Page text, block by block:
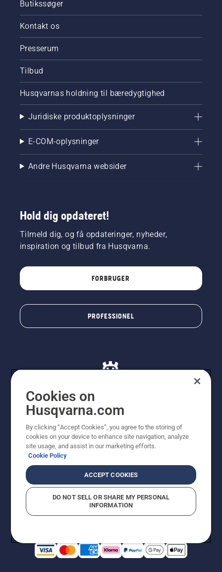
kolleger
arbejder
nu
smartere
– ved at
bruge
bedre
arbejdsteknikker
arbejde
mere
sikkert
Butikssøger
Kontakt os
Presserum
Tilbud
Husqvarnas holdning til bæredygtighed
Juridiske produktoplysninger
E-COM-oplysninger
Andre Husqvarna websider
Hold dig opdateret!
Tilmeld dig, og få opdateringer, nyheder,
inspiration og tilbud fra Husqvarna.
FORBRUGER
PROFESSIONEL
viste priser er vejledende udsalgspriser. Der tages
forbehold for stave- og trykfejl samt prisændringer. Vi
stræber efter at have så nøjagtige oplysningerne på
dette websted som muligt. Alle anførte priser er
vejledende udsalgspriser (inkl. moms), medmindre
CookiepolitikAnvendelsesvilkår
Bekendtgørelse vedr. beskyttelse af personlige oplysninger
Rapporter formodede overtrædelser
Cookies on
Husqvarna.com
By clicking “Accept Cookies”, you agree to the storing of
cookies on your device to enhance site navigation, analyze
site usage, and assist in our marketing efforts.
Cookie Policy
ACCEPT COOKIES
DO NOT SELL OR SHARE MY PERSONAL
INFORMATION